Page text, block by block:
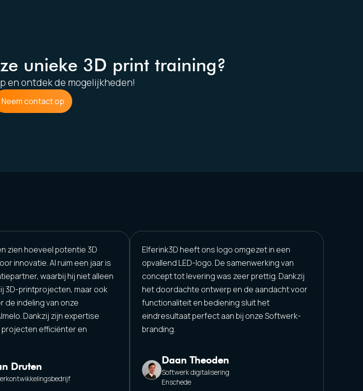
unieke 3D print training?
en ontdek de mogelijkheden!
Neem contact op
zien hoeveel potentie 3D
innovatie. Al ruim een jaar is
waarbij hij niet alleen
3D-printprojecten, maar ook
de indeling van onze
Dankzij zijn expertise
efficiënter en
Druten
Elferink3D heeft ons logo omgezet in een
opvallend LED-logo. De samenwerking van
concept tot levering was zeer prettig. Dankzij
het doordachte ontwerp en de aandacht voor
functionaliteit en bediening sluit het
eindresultaat perfect aan bij onze Softwerk-
branding.
Daan Theoden
Softwerk digitalisering
Enschede